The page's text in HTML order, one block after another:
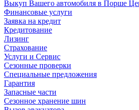
Выкуп Вашего автомобиля в Порше
Финансовые услуги
Заявка на кредит
Кредитование
Лизинг
Страхование
Услуги и Сервис
Сезонные проверки
Специальные предложения
Гарантия
Запасные части
Сезонное хранение шин